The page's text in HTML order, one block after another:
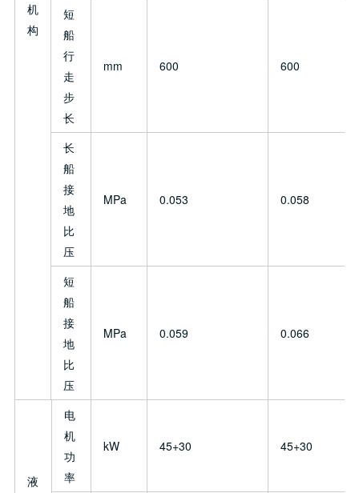
机
构
短
船
行
走
步
长
mm 600 600
长
船
接
地
比
压
MPa 0.053 0.058
短
船
接
地
比
压
MPa 0.059 0.066
液
电
机
功
率
kW 45+30 45+30